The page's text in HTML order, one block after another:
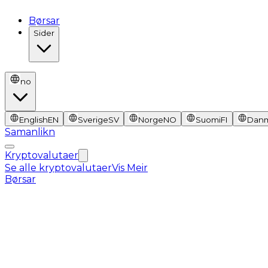
Børsar
Sider
no
EnglishEN SverigeSV NorgeNO SuomiFI
Samanlikn
Kryptovalutaer
Se alle kryptovalutaerVis Meir
Børsar